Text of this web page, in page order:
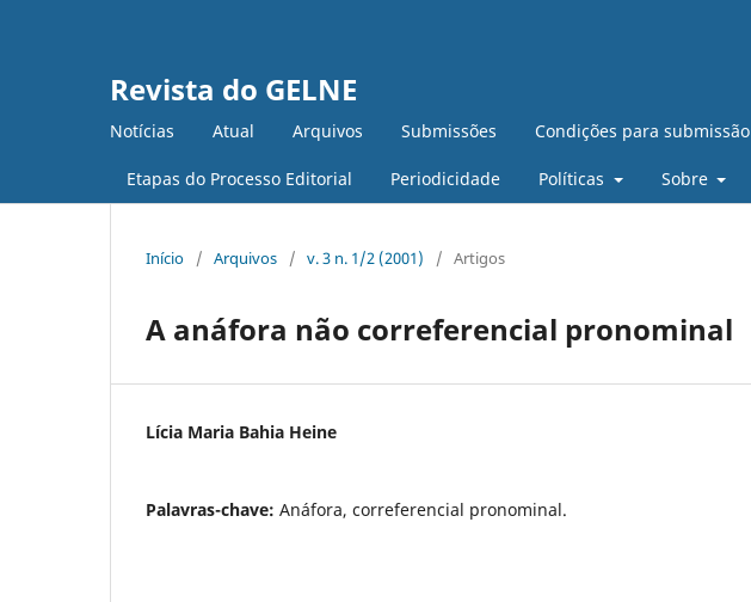
Revista do GELNE
Notícias Atual Arquivos Submissões Condições para submissão
Etapas do Processo Editorial Periodicidade Políticas Sobre
Início / Arquivos / v. 3 n. 1/2 (2001) / Artigos
A anáfora não correferencial pronominal
Lícia Maria Bahia Heine
Palavras-chave: Anáfora, correferencial pronominal.